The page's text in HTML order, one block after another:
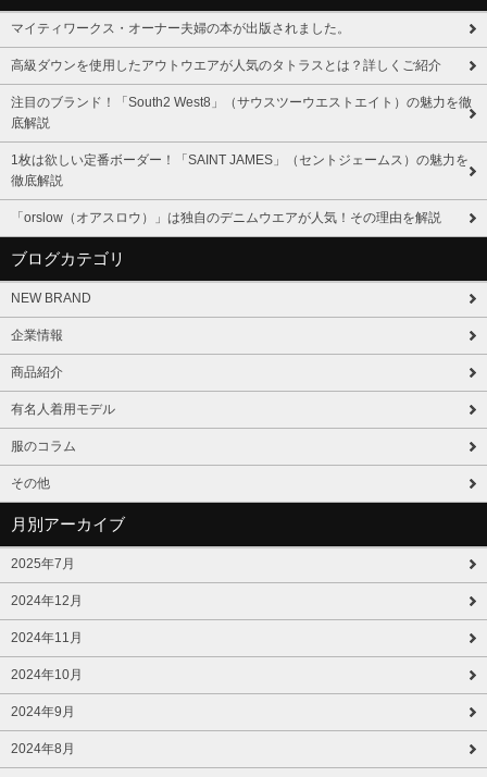
マイティワークス・オーナー夫婦の本が出版されました。
高級ダウンを使用したアウトウエアが人気のタトラスとは？詳しくご紹介
注目のブランド！「South2 West8」（サウスツーウエストエイト）の魅力を徹
底解説
1枚は欲しい定番ボーダー！「SAINT JAMES」（セントジェームス）の魅力を
徹底解説
「orslow（オアスロウ）」は独自のデニムウエアが人気！その理由を解説
ブログカテゴリ
NEW BRAND
企業情報
商品紹介
有名人着用モデル
服のコラム
その他
月別アーカイブ
2025年7月
2024年12月
2024年11月
2024年10月
2024年9月
2024年8月